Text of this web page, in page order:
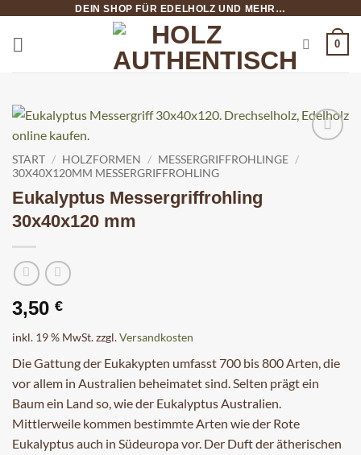
springen
DEIN SHOP FÜR EDELHOLZ UND MEHR…
0
START / HOLZFORMEN / MESSERGRIFFROHLINGE /
30X40X120MM MESSERGRIFFROHLING
Eukalyptus Messergriffrohling
30x40x120 mm
3,50 €
inkl. 19 % MwSt.zzgl.Versandkosten
Die Gattung der Eukakypten umfasst 700 bis 800 Arten, die
vor allem in Australien beheimatet sind. Selten prägt ein
Baum ein Land so, wie der Eukalyptus Australien.
Mittlerweile kommen bestimmte Arten wie der Rote
Eukalyptus auch in Südeuropa vor. Der Duft der ätherischen